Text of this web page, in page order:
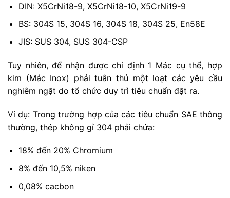
DIN: X5CrNi18-9, X5CrNi18-10, X5CrNi19-9
BS: 304S 15, 304S 16, 304S 18, 304S 25, En58E
JIS: SUS 304, SUS 304-CSP
Tuy nhiên, để nhận được chỉ định 1 Mác cụ thể, hợp
kim (Mác Inox) phải tuân thủ một loạt các yêu cầu
nghiêm ngặt do tổ chức duy trì tiêu chuẩn đặt ra.
Ví dụ: Trong trường hợp của các tiêu chuẩn SAE thông
thường, thép không gỉ 304 phải chứa:
18% đến 20% Chromium
8% đến 10,5% niken
0,08% cacbon